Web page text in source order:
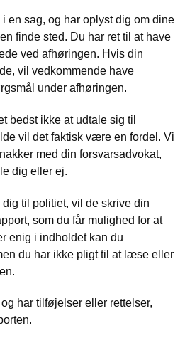
en sag, og har oplyst dig om dine
finde sted. Du har ret til at have
ved afhøringen. Hvis din
vil vedkommende have
under afhøringen.
bedst ikke at udtale sig til
vil det faktisk være en fordel. Vi
med din forsvarsadvokat,
dig eller ej.
til politiet, vil de skrive din
som du får mulighed for at
enig i indholdet kan du
du har ikke pligt til at læse eller
har tilføjelser eller rettelser,